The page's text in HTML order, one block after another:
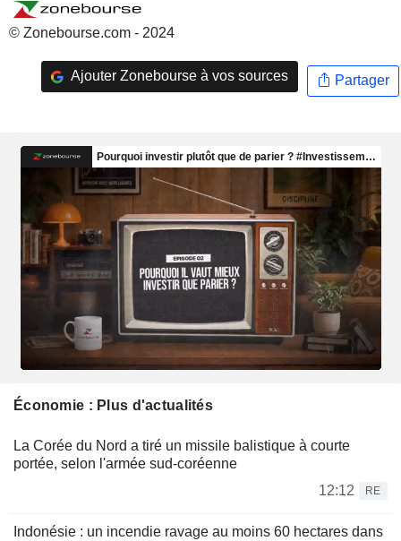
© Zonebourse.com - 2024
Ajouter Zonebourse à vos sources Partager
Économie : Plus d'actualités
La Corée du Nord a tiré un missile balistique à courte
portée, selon l'armée sud-coréenne
12:12
RE
Indonésie : un incendie ravage au moins 60 hectares dans